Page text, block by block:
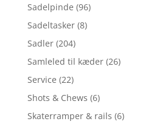
Sadelpinde (96)
Sadeltasker (8)
Sadler (204)
Samleled til kæder (26)
Service (22)
Shots & Chews (6)
Skaterramper & rails (6)